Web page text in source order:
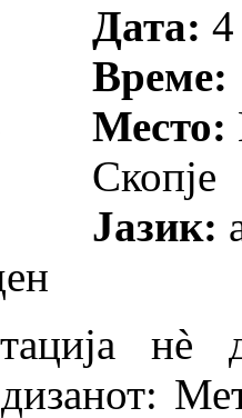
Дата:
Време:
Место:
Скопје
Јазик:
нè